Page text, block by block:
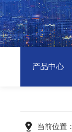
产品中心
当前位置：